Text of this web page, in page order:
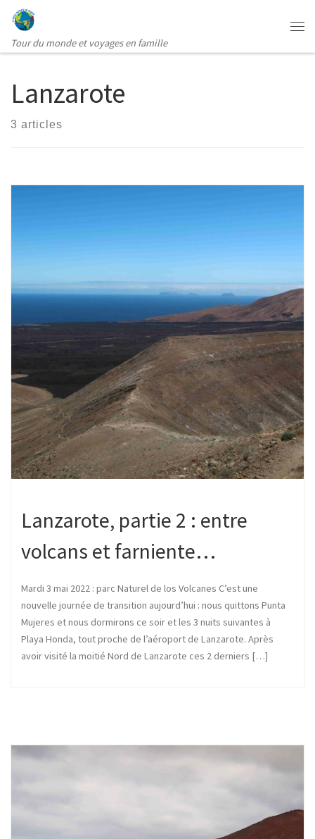
Passer au contenu
Tour du monde et voyages en famille
Lanzarote
3 articles
Lanzarote, partie 2 : entre
volcans et farniente…
Mardi 3 mai 2022 : parc Naturel de los Volcanes C’est une
nouvelle journée de transition aujourd’hui : nous quittons Punta
Mujeres et nous dormirons ce soir et les 3 nuits suivantes à
Playa Honda, tout proche de l’aéroport de Lanzarote. Après
avoir visité la moitié Nord de Lanzarote ces 2 derniers […]